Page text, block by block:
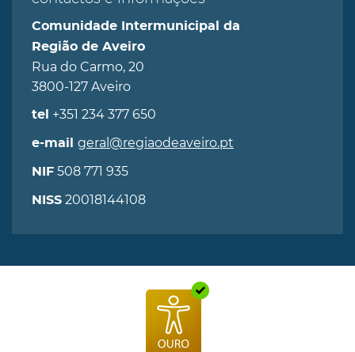
Comunidade Intermunicipal da
Região de Aveiro
Rua do Carmo, 20
3800-127 Aveiro
tel +351 234 377 650
e-mail geral@regiaodeaveiro.pt
NIF 508 771 935
NISS 20018144108